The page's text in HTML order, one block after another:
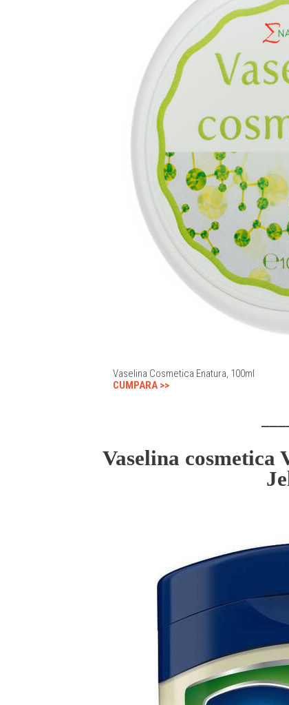
Vaselina Cosmetica Enatura, 100ml
CUMPARA >>
Vaselina cosmetica